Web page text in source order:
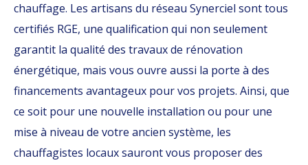
chauffage. Les artisans du réseau Synerciel sont tous
certifiés RGE, une qualification qui non seulement
garantit la qualité des travaux de rénovation
énergétique, mais vous ouvre aussi la porte à des
financements avantageux pour vos projets. Ainsi, que
ce soit pour une nouvelle installation ou pour une
mise à niveau de votre ancien système, les
chauffagistes locaux sauront vous proposer des